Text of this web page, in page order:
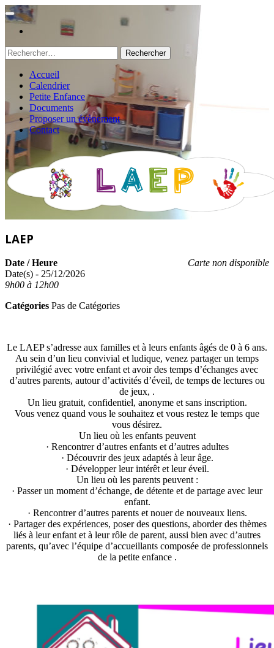
Rechercher :
Accueil
Calendrier
Petite Enfance
Documents
Proposer un évènement
Contact
LAEP
Carte non disponible
Date / Heure
Date(s) - 25/12/2026
9h00 à 12h00
Catégories Pas de Catégories
Le LAEP s’adresse aux familles et à leurs enfants âgés de 0 à 6 ans.
Au sein d’un lieu convivial et ludique, venez partager un temps
privilégié avec votre enfant et avoir des temps d’échanges avec
d’autres parents, autour d’activités d’éveil, de temps de lectures ou
de jeux, .
Un lieu gratuit, confidentiel, anonyme et sans inscription.
Vous venez quand vous le souhaitez et vous restez le temps que
vous désirez.
Un lieu où les enfants peuvent
· Rencontrer d’autres enfants et d’autres adultes
· Découvrir des jeux adaptés à leur âge.
· Développer leur intérêt et leur éveil.
Un lieu où les parents peuvent :
· Passer un moment d’échange, de détente et de partage avec leur
enfant.
· Rencontrer d’autres parents et nouer de nouveaux liens.
· Partager des expériences, poser des questions, aborder des thèmes
liés à leur enfant et à leur rôle de parent, aussi bien avec d’autres
parents, qu’avec l’équipe d’accueillants composée de professionnels
de la petite enfance .